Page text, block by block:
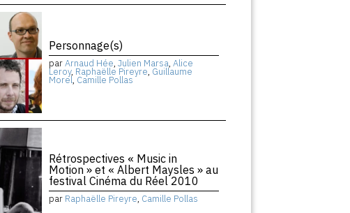
Personnage(s)
parArnaud Hée, Julien Marsa, Alice
Leroy, Raphaëlle Pireyre, Guillaume
Morel, Camille Pollas
Rétrospectives « Music in
Motion » et « Albert Maysles » au
festival Cinéma du Réel 2010
par Raphaëlle Pireyre, Camille Pollas